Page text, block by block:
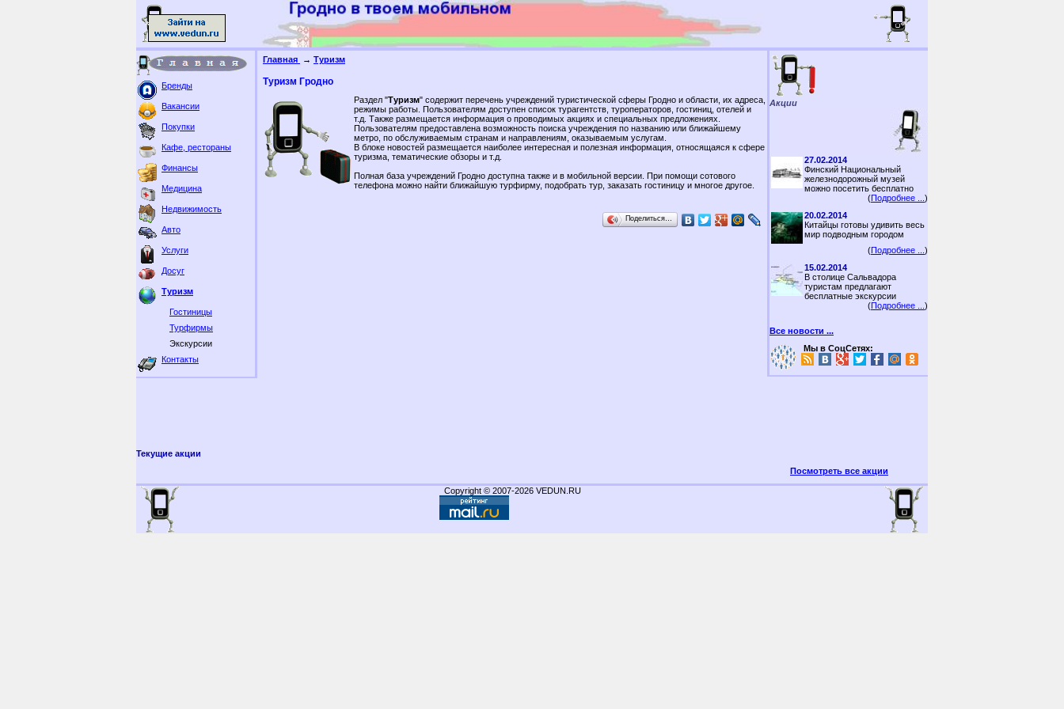
Бренды
Вакансии
Покупки
Кафе, рестораны
Финансы
Медицина
Недвижимость
Авто
Услуги
Досуг
Туризм
Гостиницы
Турфирмы
Экскурсии
Контакты
Главная → Туризм
Туризм Гродно
Раздел "Туризм" содержит перечень учреждений туристической сферы Гродно и области, их адреса,
режимы работы. Пользователям доступен список турагентств, туроператоров, гостиниц, отелей и
т.д. Также размещается информация о проводимых акциях и специальных предложениях.
Пользователям предоставлена возможность поиска учреждения по названию или ближайшему
метро, по обслуживаемым странам и направлениям, оказываемым услугам.
В блоке новостей размещается наиболее интересная и полезная информация, относящаяся к сфере
туризма, тематические обзоры и т.д.
Полная база учреждений Гродно доступна также и в мобильной версии. При помощи сотового
телефона можно найти ближайшую турфирму, подобрать тур, заказать гостиницу и многое другое.
Поделиться…
Акции
27.02.2014
Финский Национальный
железнодорожный музей
можно посетить бесплатно
(Подробнее ... )
20.02.2014
Китайцы готовы удивить весь
мир подводным городом
(Подробнее ... )
15.02.2014
В столице Сальвадора
туристам предлагают
бесплатные экскурсии
(Подробнее ... )
Все новости ...
Мы в СоцСетях:
Текущие акции
Посмотреть все акции
Copyright © 2007-2026 VEDUN.RU